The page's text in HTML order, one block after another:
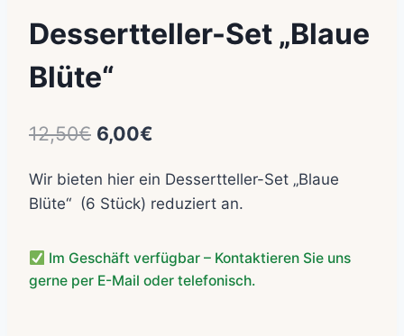
Dessertteller-Set „Blaue
Blüte“
12,50€ Ursprünglicher
war:
6,00€
ist:
Wir bieten hier ein Dessertteller-Set „Blaue
Blüte“ (6 Stück) reduziert an.
Im Geschäft verfügbar – Kontaktieren Sie uns
gerne per E-Mail oder telefonisch.